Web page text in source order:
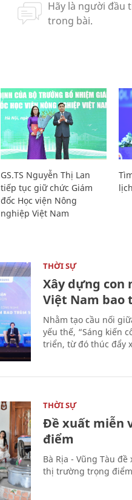
GS.TS Nguyễn Thị Lan
tiếp tục giữ chức Giám
đốc Học viện Nông
nghiệp Việt Nam
THỜI SỰ
Xây dựng
Việt Nam bao
Nhằm tạo cầu nối
yếu thế, “Sáng kiến
triển, từ đó thúc đẩy
THỜI SỰ
Đề xuất miễn
điểm
Bà Rịa - Vũng Tàu
thị trường trọng